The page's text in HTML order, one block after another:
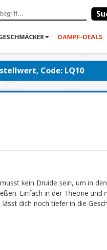
DAMPF-DEALS
Code: LQ10
kein Druide sein, um in
Einfach in der Theorie und
dich noch tiefer in die